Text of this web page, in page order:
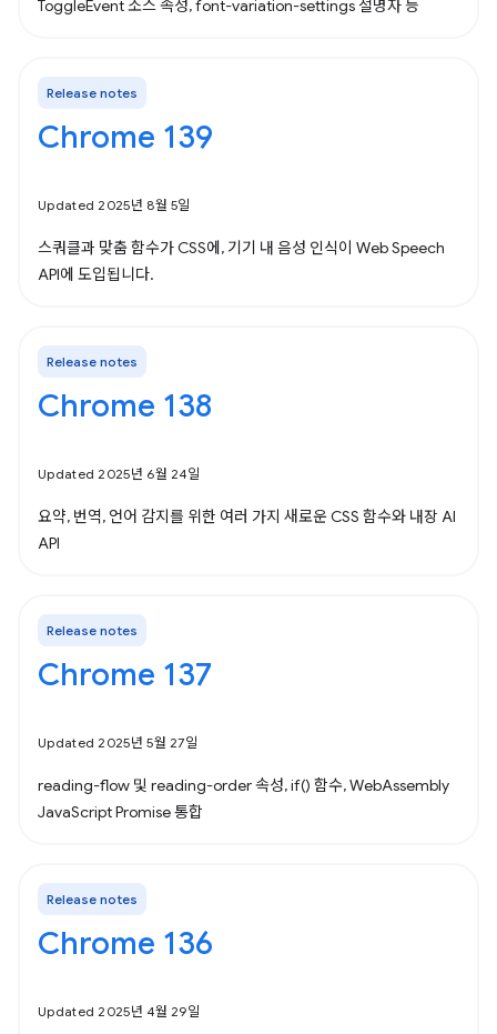
ToggleEvent 소스 속성, font-variation-settings 설명자 등
Release notes
Chrome 139
Updated 2025년 8월 5일
스쿼클과 맞춤 함수가 CSS에, 기기 내 음성 인식이 Web Speech
API에 도입됩니다.
Release notes
Chrome 138
Updated 2025년 6월 24일
요약, 번역, 언어 감지를 위한 여러 가지 새로운 CSS 함수와 내장 AI
API
Release notes
Chrome 137
Updated 2025년 5월 27일
reading-flow 및 reading-order 속성, if() 함수, WebAssembly
JavaScript Promise 통합
Release notes
Chrome 136
Updated 2025년 4월 29일